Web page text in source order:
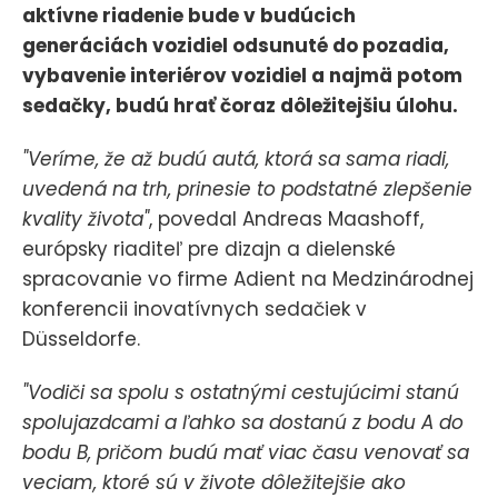
aktívne riadenie bude v budúcich
generáciách vozidiel odsunuté do pozadia,
vybavenie interiérov vozidiel a najmä potom
sedačky, budú hrať čoraz dôležitejšiu úlohu.
"Veríme, že až budú autá, ktorá sa sama riadi,
uvedená na trh, prinesie to podstatné zlepšenie
kvality života", povedal Andreas Maashoff,
európsky riaditeľ pre dizajn a dielenské
spracovanie vo firme Adient na Medzinárodnej
konferencii inovatívnych sedačiek v
Düsseldorfe.
"Vodiči sa spolu s ostatnými cestujúcimi stanú
spolujazdcami a ľahko sa dostanú z bodu A do
bodu B, pričom budú mať viac času venovať sa
veciam, ktoré sú v živote dôležitejšie ako